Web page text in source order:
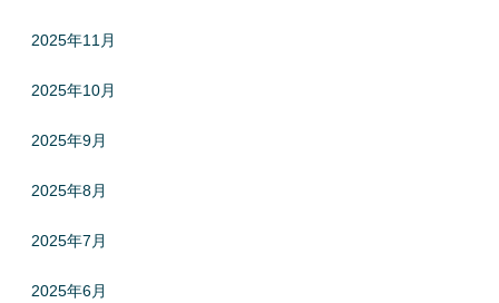
2025年11月
2025年10月
2025年9月
2025年8月
2025年7月
2025年6月